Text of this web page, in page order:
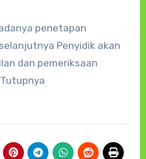
penetapan
Penyidik akan
dan pemeriksaan